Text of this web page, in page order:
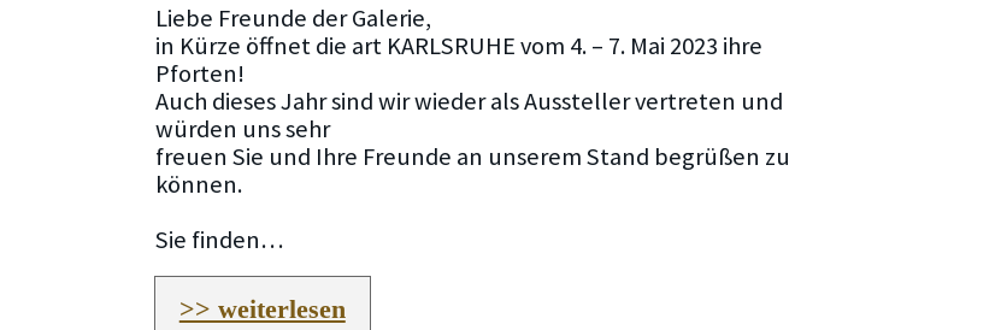
Liebe Freunde der Galerie,
in Kürze öffnet die art KARLSRUHE vom 4. – 7. Mai 2023 ihre
Pforten!
Auch dieses Jahr sind wir wieder als Aussteller vertreten und
würden uns sehr
freuen Sie und Ihre Freunde an unserem Stand begrüßen zu
können.
Sie finden…
>> weiterlesen